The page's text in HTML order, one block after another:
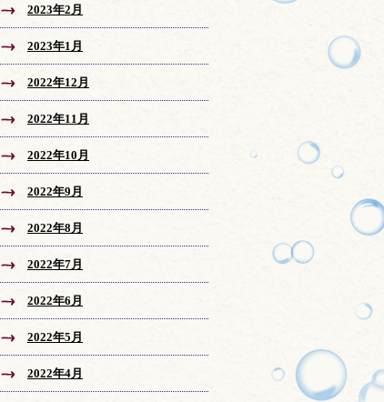
2023年2月
2023年1月
2022年12月
2022年11月
2022年10月
2022年9月
2022年8月
2022年7月
2022年6月
2022年5月
2022年4月